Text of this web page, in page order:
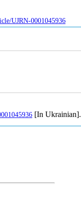
UJRN-0001045936
[In Ukrainian].